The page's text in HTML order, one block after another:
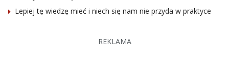
Lepiej tę wiedzę mieć i niech się nam nie przyda w praktyce
REKLAMA